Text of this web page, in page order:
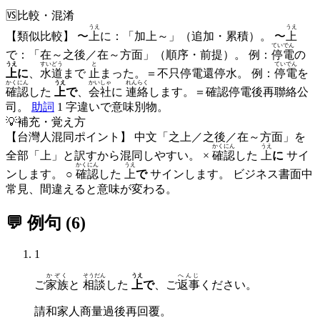
🆚 比較・混淆
【類似比較】 〜 上
うえ
に：「加上～」（追加・累積）。 〜 上
うえ
で：「在～之後／在～方面」（順序・前提）。 例： 停電
ていでん
の
上
うえ
に 水道
すいどう
まで 止
と
まった。＝不只停電還停水。 例： 停電
ていでん
を
確認
かくにん
した 上
うえ
で、 会社
かいしゃ
に 連絡
れんらく
します。＝確認停電後再聯絡公
司。
助詞 1 字違いで意味別物。
💡補充・覚え方
【台灣人混同ポイント】 中文「之上／之後／在～方面」を
全部「上」と訳すから混同しやすい。 × 確認
かくにん
した 上
うえ
に サイ
ンします。 ○ 確認
かくにん
した 上
うえ
でサインします。 ビジネス書面中
常見、間違えると意味が変わる。
💬 例句 (6)
1
ご家族
かぞく
と 相談
そうだん
した 上
うえ
で、ご返事
へんじ
ください。
請和家人商量過後再回覆。